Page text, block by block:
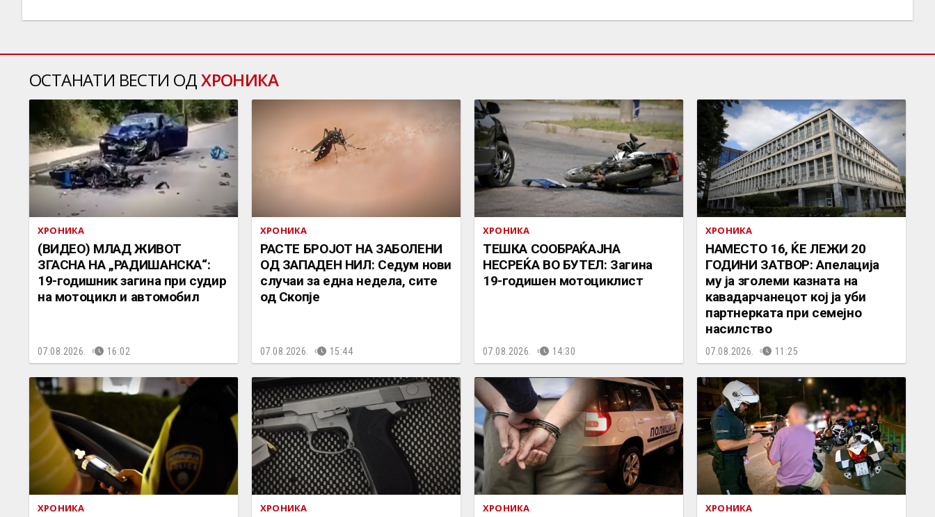
ОСТАНАТИ ВЕСТИ ОДХРОНИКА
ХРОНИКА
(ВИДЕО) МЛАД ЖИВОТ
ЗГАСНА НА „РАДИШАНСКА“:
19-годишник загина при судир
на мотоцикл и автомобил
07.08.2026. 16:02
ХРОНИКА
РАСТЕ БРОЈОТ НА ЗАБОЛЕНИ
ОД ЗАПАДЕН НИЛ: Седум нови
случаи за една недела, сите
од Скопје
07.08.2026. 15:44
ХРОНИКА
ТЕШКА СООБРАЌАЈНА
НЕСРЕЌА ВО БУТЕЛ: Загина
19-годишен мотоциклист
07.08.2026. 14:30
ХРОНИКА
НАМЕСТО 16, ЌЕ ЛЕЖИ 20
ГОДИНИ ЗАТВОР: Апелација
му ја зголеми казната на
кавадарчанецот кој ја уби
партнерката при семејно
насилство
07.08.2026. 11:25
ХРОНИКА ХРОНИКА ХРОНИКА ХРОНИКА